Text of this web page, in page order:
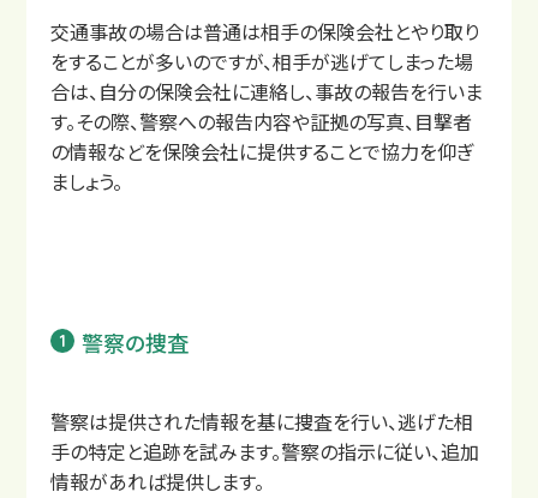
交通事故の場合は普通は相手の保険会社とやり取り
をすることが多いのですが、相手が逃げてしまった場
合は、自分の保険会社に連絡し、事故の報告を行いま
す。その際、警察への報告内容や証拠の写真、目撃者
の情報などを保険会社に提供することで協力を仰ぎ
ましょう。
警察の捜査
警察は提供された情報を基に捜査を行い、逃げた相
手の特定と追跡を試みます。警察の指示に従い、追加
情報があれば提供します。